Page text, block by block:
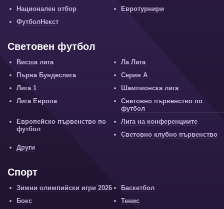
Национален отбор
Евротурнири
ФутболНекст
Световен футбол
Висша лига
Ла Лига
Първа Бундеслига
Серия А
Лига 1
Шампионска лига
Лига Европа
Световно първенство по
футбол
Европейско първенство по
футбол
Лига на конференциите
Световно клубно първенство
Други
Спорт
Зимни олимпийски игри 2026
Баскетбол
Бокс
Тенис